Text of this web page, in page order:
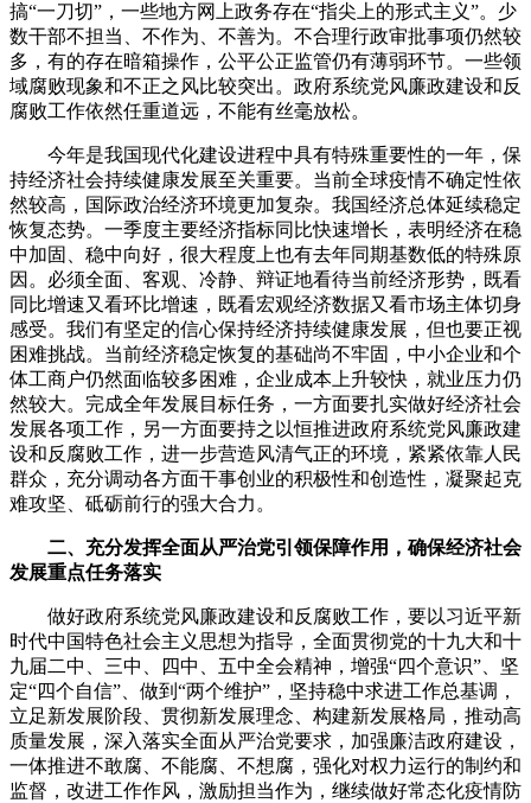
搞“一刀切”，一些地方网上政务存在“指尖上的形式主义”。少
数干部不担当、不作为、不善为。不合理行政审批事项仍然较
多，有的存在暗箱操作，公平公正监管仍有薄弱环节。一些领
域腐败现象和不正之风比较突出。政府系统党风廉政建设和反
腐败工作依然任重道远，不能有丝毫放松。
今年是我国现代化建设进程中具有特殊重要性的一年，保
持经济社会持续健康发展至关重要。当前全球疫情不确定性依
然较高，国际政治经济环境更加复杂。我国经济总体延续稳定
恢复态势。一季度主要经济指标同比快速增长，表明经济在稳
中加固、稳中向好，很大程度上也有去年同期基数低的特殊原
因。必须全面、客观、冷静、辩证地看待当前经济形势，既看
同比增速又看环比增速，既看宏观经济数据又看市场主体切身
感受。我们有坚定的信心保持经济持续健康发展，但也要正视
困难挑战。当前经济稳定恢复的基础尚不牢固，中小企业和个
体工商户仍然面临较多困难，企业成本上升较快，就业压力仍
然较大。完成全年发展目标任务，一方面要扎实做好经济社会
发展各项工作，另一方面要持之以恒推进政府系统党风廉政建
设和反腐败工作，进一步营造风清气正的环境，紧紧依靠人民
群众，充分调动各方面干事创业的积极性和创造性，凝聚起克
难攻坚、砥砺前行的强大合力。
二、充分发挥全面从严治党引领保障作用，确保经济社会
发展重点任务落实
做好政府系统党风廉政建设和反腐败工作，要以习近平新
时代中国特色社会主义思想为指导，全面贯彻党的十九大和十
九届二中、三中、四中、五中全会精神，增强“四个意识”、坚
定“四个自信”、做到“两个维护”，坚持稳中求进工作总基调，
立足新发展阶段、贯彻新发展理念、构建新发展格局，推动高
质量发展，深入落实全面从严治党要求，加强廉洁政府建设，
一体推进不敢腐、不能腐、不想腐，强化对权力运行的制约和
监督，改进工作作风，激励担当作为，继续做好常态化疫情防